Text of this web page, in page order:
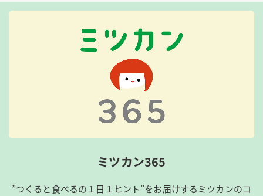
ミツカン365
”つくると食べるの１日１ヒント”をお届けするミツカンのコ